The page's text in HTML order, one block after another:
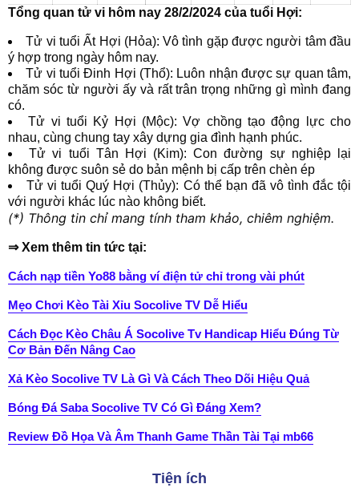
Tổng quan tử vi hôm nay 28/2/2024 của tuổi Hợi:
Tử vi tuổi Ất Hợi (Hỏa): Vô tình gặp được người tâm đầu
ý hợp trong ngày hôm nay.
Tử vi tuổi Đinh Hợi (Thổ): Luôn nhận được sự quan tâm,
chăm sóc từ người ấy và rất trân trọng những gì mình đang
có.
Tử vi tuổi Kỷ Hợi (Mộc): Vợ chồng tạo động lực cho
nhau, cùng chung tay xây dựng gia đình hạnh phúc.
Tử vi tuổi Tân Hợi (Kim): Con đường sự nghiệp lại
không được suôn sẻ do bản mệnh bị cấp trên chèn ép
Tử vi tuổi Quý Hợi (Thủy): Có thể bạn đã vô tình đắc tội
với người khác lúc nào không biết.
(*) Thông tin chỉ mang tính tham khảo, chiêm nghiệm.
⇒ Xem thêm tin tức tại:
Cách nạp tiền Yo88 bằng ví điện tử chỉ trong vài phút
Mẹo Chơi Kèo Tài Xỉu Socolive TV Dễ Hiểu
Cách Đọc Kèo Châu Á Socolive Tv Handicap Hiểu Đúng Từ
Cơ Bản Đến Nâng Cao
Xả Kèo Socolive TV Là Gì Và Cách Theo Dõi Hiệu Quả
Bóng Đá Saba Socolive TV Có Gì Đáng Xem?
Review Đồ Họa Và Âm Thanh Game Thần Tài Tại mb66
Tiện ích